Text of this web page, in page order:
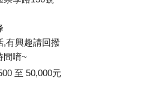
,有興趣請回撥
間唷~
至 50,000元